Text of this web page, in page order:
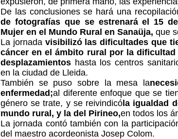
De las conclusiones se hará una
de fotografías que se estrenará el 15
Mujer en el Mundo Rural en Sanaüja, que
La jornada visibilizó las dificultades que
cáncer en el ámbito rural por la
desplazamientos hasta los centros
en la ciudad de Lleida.
También se puso sobre la mesa la
enfermedad;al diferente enfoque que se
género se trate, y se reivindicóla igualdad
mundo rural, y la del Pirineo,en todos los
La jornada contó también con la
del maestro acordeonista Josep Colom.